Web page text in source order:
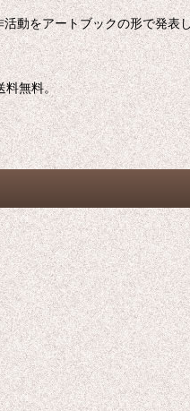
動をアートブックの形で発表
料無料。